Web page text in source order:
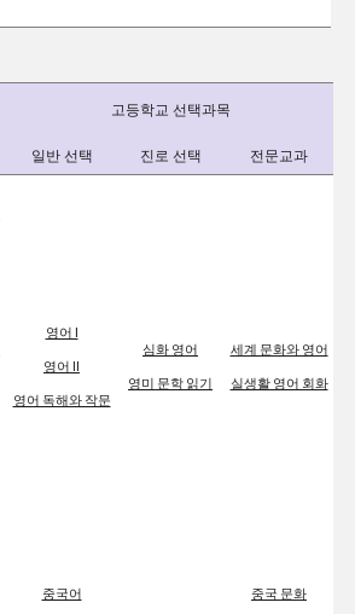
고등학교 선택과목
일반 선택 진로 선택 전문교과
영어 I
영어 II
영어 독해와 작문
심화 영어
영미 문학 읽기
세계 문화와 영어
실생활 영어 회화
중국어 중국 문화